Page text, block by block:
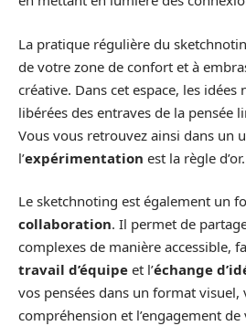
La pratique régulière du
de votre zone de confort et à
créative. Dans cet espace, les idées
libérées des entraves de la pensée
Vous vous retrouvez ainsi dans un
l’expérimentation est la règle d’or.
Le sketchnoting est également un
collaboration. Il permet de
complexes de manière accessible,
travail d’équipe et l’échange
vos pensées dans un format visuel,
compréhension et l’engagement